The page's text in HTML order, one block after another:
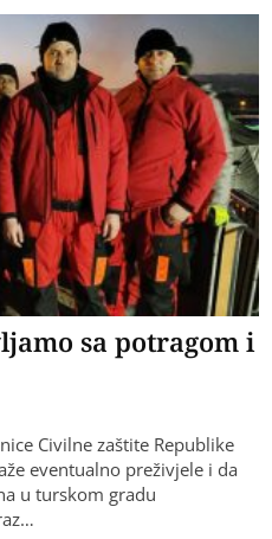
sa potragom i
Civilne zaštite Republike
eventualno preživjele i da
u turskom gradu